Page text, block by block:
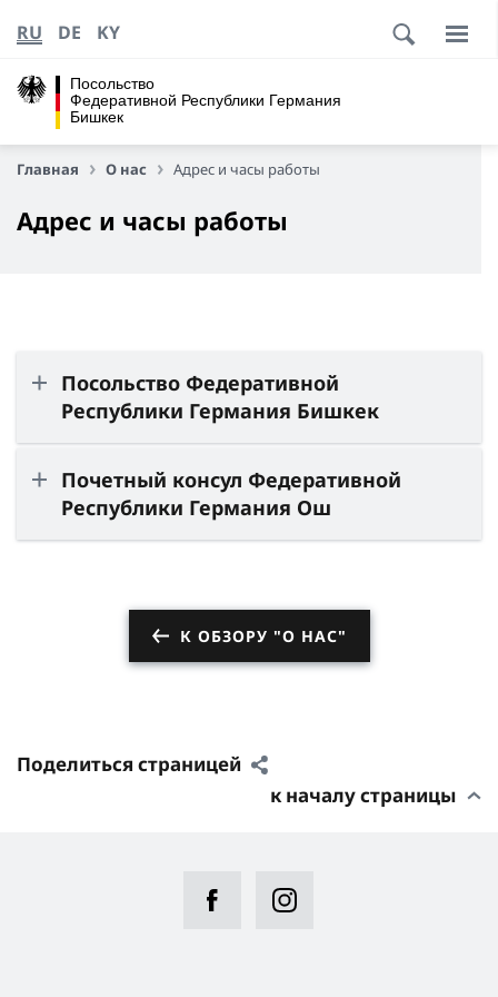
Посольство
Федеративной Республики Германия
Бишкек
RU DE KY
Главная О нас Адрес и часы работы
Адрес и часы работы
Посольство Федеративной
Республики Германия Бишкек
Почетный консул Федеративной
Республики Германия Ош
К ОБЗОРУ "О НАС"
Поделиться страницей
к началу страницы